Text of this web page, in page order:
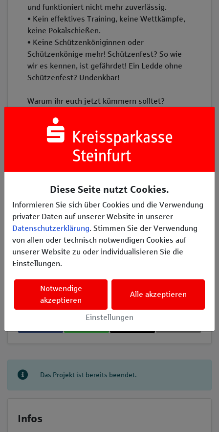
Diese Seite nutzt Cookies.
Informieren Sie sich über Cookies und die Verwendung
privater Daten auf unserer Website in unserer
Datenschutzerklärung. Stimmen Sie der Verwendung
von allen oder technisch notwendigen Cookies auf
unserer Website zu oder individualisieren Sie die
Einstellungen.
Notwendige
akzeptieren
Alle akzeptieren
Einstellungen
und funktioniert nicht mehr zuverlässig.
• Kein effektives Training, keine Wettkämpfe,
keine Pokalschießen.
• Keine Schützenköniginnen oder
Schützenkönige mehr! Schützenfest? So wie
wir es kennen, ist gefährdet! Ein Ledde ohne
Schützenfest? Undenkbar!
Warum ihr euch jetzt kümmern solltet?
und Emotionen geht.
• Weil wir die nächste Generation fit machen
• Und mal ehrlich – Schießen mit
Steinschleuder ist keine wirkliche Alternative!
Danke euch und bis zum nächsten Treffer!
Mit besten Grüßen,
Euer Schützenverein Ledde-Dorf e.V. von 1827
Erzählen Sie es Ihren Freunden
𝕏
Das Projekt ist bereits beendet.
Infos